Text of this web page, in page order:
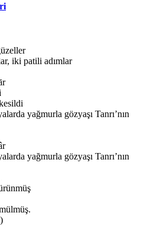
iki patili adımlar
yağmurla gözyaşı Tanrı’nın
yağmurla gözyaşı Tanrı’nın